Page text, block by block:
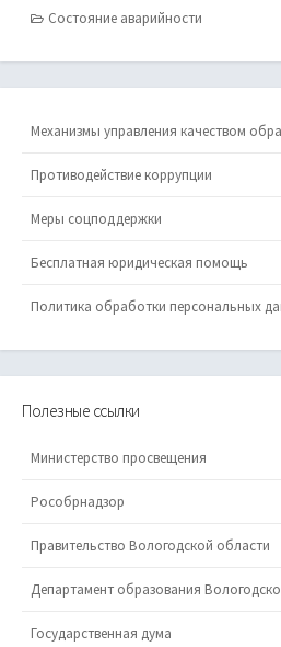
Состояние аварийности
Механизмы управления качеством
Противодействие коррупции
Меры соцподдержки
Бесплатная юридическая помощь
Политика обработки персональных
Полезные ссылки
Министерство просвещения
Рособрнадзор
Правительство Вологодской области
Департамент образования
Государственная дума